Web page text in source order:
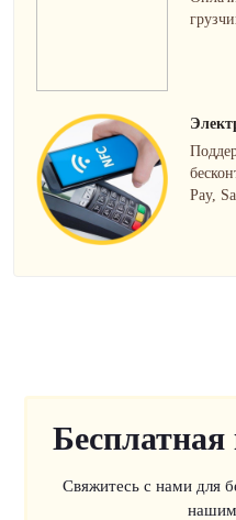
Pay,
Бесплатная
Свяжитесь с нами для
нашим